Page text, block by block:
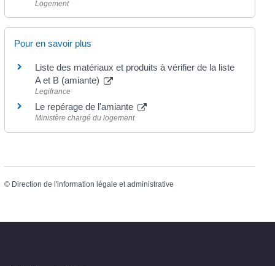
Logement
Pour en savoir plus
Liste des matériaux et produits à vérifier de la liste
A et B (amiante)
Legifrance
Le repérage de l'amiante
Ministère chargé du logement
© Direction de l'information légale et administrative